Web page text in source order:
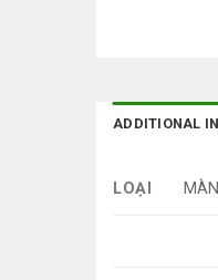
ADDITIONAL
LOẠI